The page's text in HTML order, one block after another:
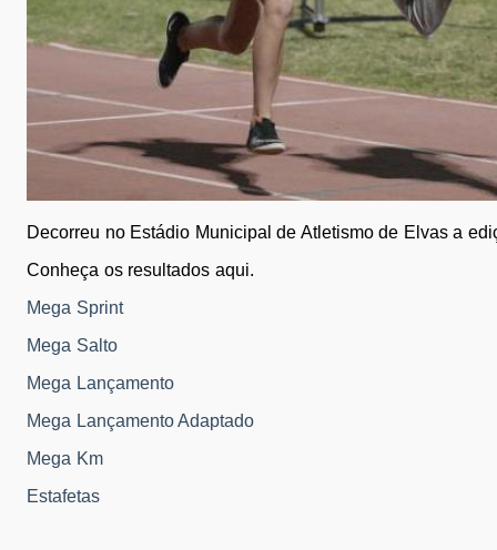
Decorreu no Estádio Municipal de Atletismo de Elvas a
​Conheça os resultados aqui.
Mega Sprint
Mega Salto
Mega Lançamento
Mega Lançamento Adaptado
Mega Km
Estafetas